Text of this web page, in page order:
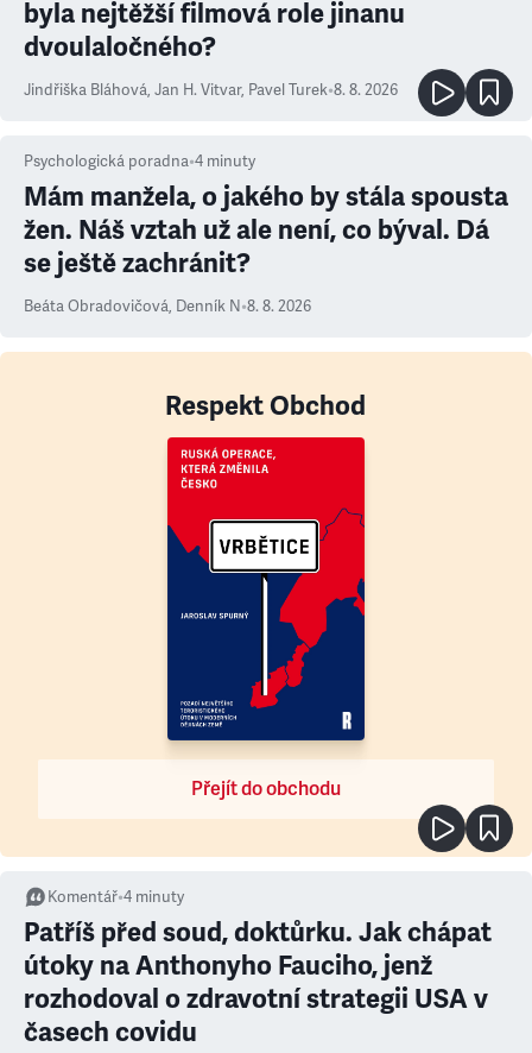
byla nejtěžší filmová role jinanu
dvoulaločného?
Jindřiška Bláhová, Jan H. Vitvar, Pavel Turek•8. 8. 2026
Psychologická poradna•4 minuty
Mám manžela, o jakého by stála spousta
žen. Náš vztah už ale není, co býval. Dá
se ještě zachránit?
Beáta Obradovičová, Denník N•8. 8. 2026
Respekt Obchod
Přejít do obchodu
Komentář•4 minuty
Patříš před soud, doktůrku. Jak chápat
útoky na Anthonyho Fauciho, jenž
rozhodoval o zdravotní strategii USA v
časech covidu